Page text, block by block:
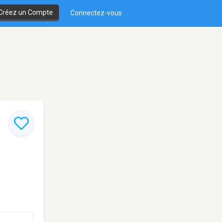
un Compte Connectez-vous